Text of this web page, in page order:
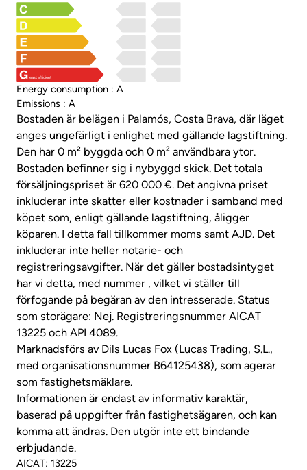
least efficient
Energy consumption : A
Emissions : A
Bostaden är belägen i Palamós, Costa Brava, där läget
anges ungefärligt i enlighet med gällande lagstiftning.
Den har 0 m² byggda och 0 m² användbara ytor.
Bostaden befinner sig i nybyggd skick. Det totala
försäljningspriset är 620 000 €. Det angivna priset
inkluderar inte skatter eller kostnader i samband med
köpet som, enligt gällande lagstiftning, åligger
köparen. I detta fall tillkommer moms samt AJD. Det
inkluderar inte heller notarie- och
registreringsavgifter. När det gäller bostadsintyget
har vi detta, med nummer , vilket vi ställer till
förfogande på begäran av den intresserade. Status
som storägare: Nej. Registreringsnummer AICAT
13225 och API 4089.
Marknadsförs av Dils Lucas Fox (Lucas Trading, S.L.,
med organisationsnummer B64125438), som agerar
som fastighetsmäklare.
Informationen är endast av informativ karaktär,
baserad på uppgifter från fastighetsägaren, och kan
komma att ändras. Den utgör inte ett bindande
erbjudande.
AICAT: 13225